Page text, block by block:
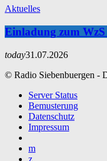
Aktuelles
Einladung zum
today31.07.2026
© Radio Siebenbuergen -
Server Status
Bemusterung
Datenschutz
Impressum